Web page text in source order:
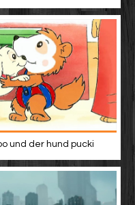
und der hund pucki